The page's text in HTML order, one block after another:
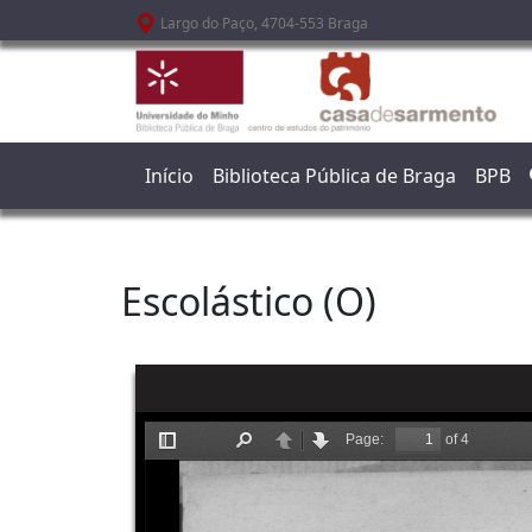
Passar para o conteúdo principal
Largo do Paço, 4704-553 Braga
Início Biblioteca Pública de Braga BPB
Escolástico (O)